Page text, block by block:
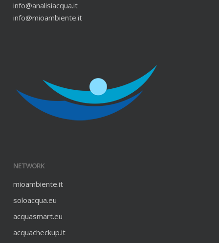
info@analisiacqua.it
info@mioambiente.it
NETWORK
mioambiente.it
soloacqua.eu
acquasmart.eu
acquacheckup.it